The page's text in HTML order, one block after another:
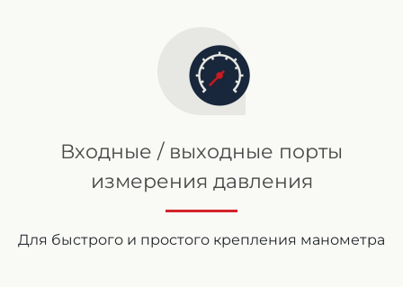
Входные / выходные порты
измерения давления
Для быстрого и простого крепления манометра